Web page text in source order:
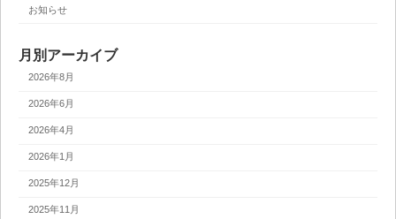
送
お知らせ
月別アーカイブ
2026年8月
2026年6月
2026年4月
2026年1月
2025年12月
2025年11月